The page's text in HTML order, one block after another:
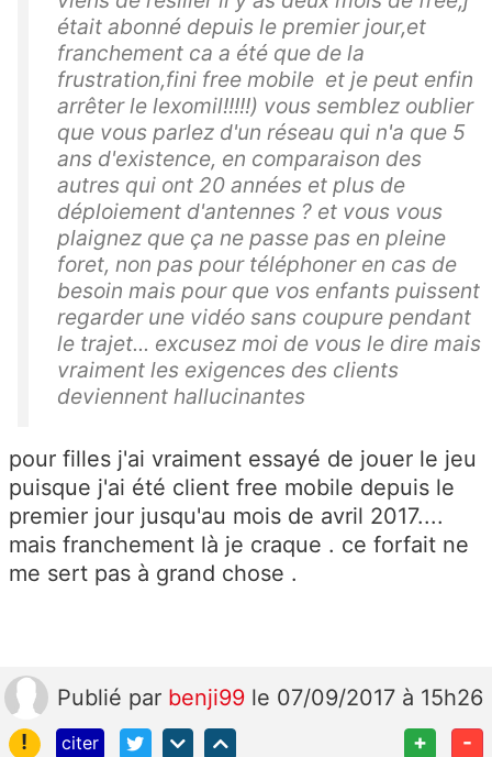
était abonné depuis le premier jour,et
franchement ca a été que de la
frustration,fini free mobile et je peut enfin
arrêter le lexomil!!!!!) vous semblez oublier
que vous parlez d'un réseau qui n'a que 5
ans d'existence, en comparaison des
autres qui ont 20 années et plus de
déploiement d'antennes ? et vous vous
plaignez que ça ne passe pas en pleine
foret, non pas pour téléphoner en cas de
besoin mais pour que vos enfants puissent
regarder une vidéo sans coupure pendant
le trajet... excusez moi de vous le dire mais
vraiment les exigences des clients
deviennent hallucinantes
pour filles j'ai vraiment essayé de jouer le jeu
puisque j'ai été client free mobile depuis le
premier jour jusqu'au mois de avril 2017....
mais franchement là je craque . ce forfait ne
me sert pas à grand chose .
Publié par benji99 le 07/09/2017 à 15h26
!
citer + -